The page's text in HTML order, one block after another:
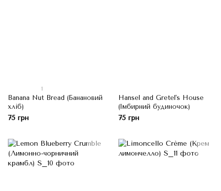
1
Banana Nut Bread (Банановий
хліб)
75 грн
Hansel and Gretel's House
(Імбирний будиночок)
75 грн